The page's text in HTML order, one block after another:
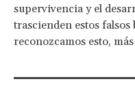
supervivencia y el
trascienden estos
reconozcamos esto,